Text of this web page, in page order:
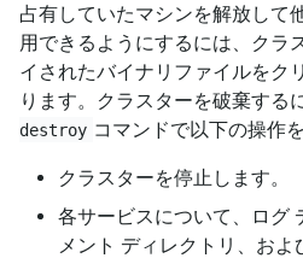
占有していたマシンを解放して
用できるようにするには、クラ
イされたバイナリファイルをク
ります。クラスターを破棄する
destroy コマンドで以下の操作
クラスターを停止します。
各サービスについて、ログ
メント ディレクトリ、お